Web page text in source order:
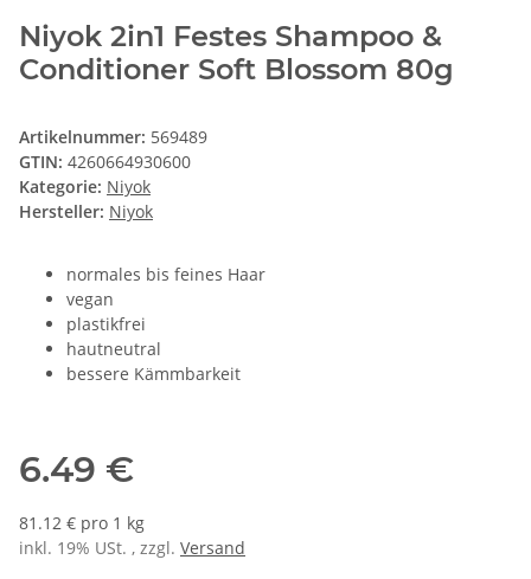
Niyok 2in1 Festes Shampoo &
Conditioner Soft Blossom 80g
Artikelnummer: 569489
GTIN: 4260664930600
Kategorie: Niyok
Hersteller: Niyok
normales bis feines Haar
vegan
plastikfrei
hautneutral
bessere Kämmbarkeit
6.49 €
81.12 € pro 1 kg
inkl. 19% USt. , zzgl. Versand